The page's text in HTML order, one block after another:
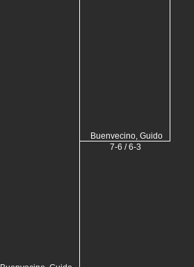
Buenvecino, Guido
7-6 / 6-3